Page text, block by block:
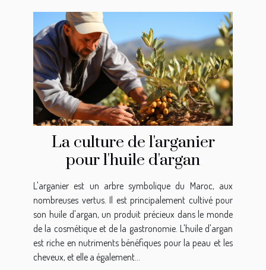
La culture de l'arganier
pour l'huile d'argan
L'arganier est un arbre symbolique du Maroc, aux
nombreuses vertus. Il est principalement cultivé pour
son huile d'argan, un produit précieux dans le monde
de la cosmétique et de la gastronomie. L'huile d'argan
est riche en nutriments bénéfiques pour la peau et les
cheveux, et elle a également...